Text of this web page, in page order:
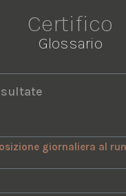
Certifico
Glossario
giornaliera al